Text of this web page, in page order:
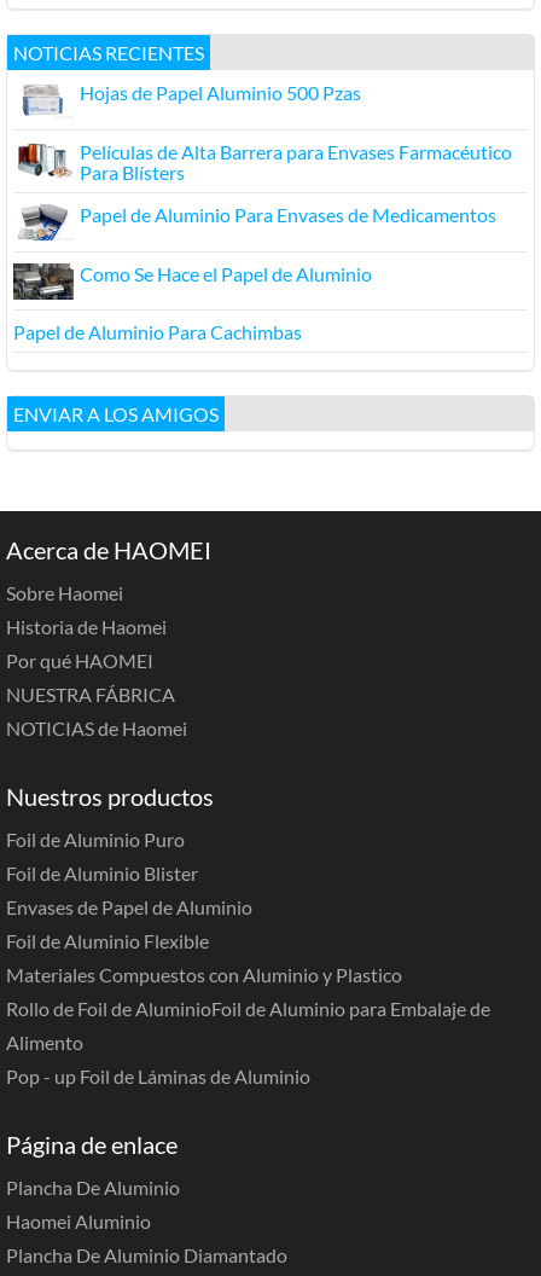
NOTICIAS RECIENTES
Hojas de Papel Aluminio 500 Pzas
Películas de Alta Barrera para Envases Farmacéutico
Para Blísters
Papel de Aluminio Para Envases de Medicamentos
Como Se Hace el Papel de Aluminio
Papel de Aluminio Para Cachimbas
ENVIAR A LOS AMIGOS
Acerca de HAOMEI
Sobre Haomei
Historia de Haomei
Por qué HAOMEI
NUESTRA FÁBRICA
NOTICIAS de Haomei
Nuestros productos
Foil de Aluminio Puro
Foil de Aluminio Blister
Envases de Papel de Aluminio
Foil de Aluminio Flexible
Materiales Compuestos con Aluminio y Plastico
Rollo de Foil de AluminioFoil de Aluminio para Embalaje de
Alimento
Pop - up Foil de Láminas de Aluminio
Página de enlace
Plancha De Aluminio
Haomei Aluminio
Plancha De Aluminio Diamantado